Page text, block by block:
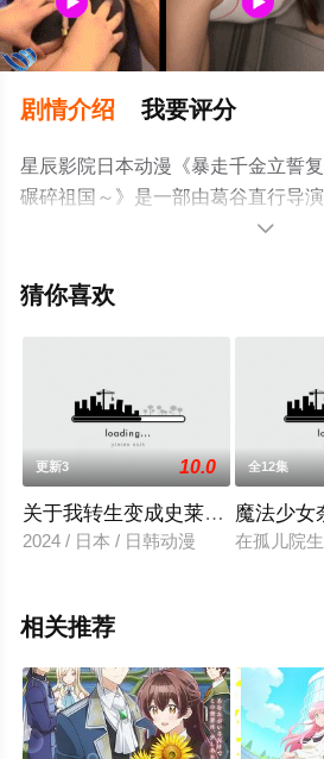
剧情介绍 我要评分
星辰影院日本动漫《暴走千金立誓
碾碎祖国～》是一部由葛谷直行导
川育美,小仓唯,上原步美,芹泽优,石
看高清未删减完整版动漫全集就上

猜你喜欢
更新3 10.0
关于我转生变成史莱姆这档事 第
2024 / 日本 / 日韩动漫
全12集
魔法少女
在孤儿院
相关推荐